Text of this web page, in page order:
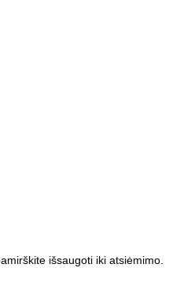
išsaugoti iki atsiėmimo.